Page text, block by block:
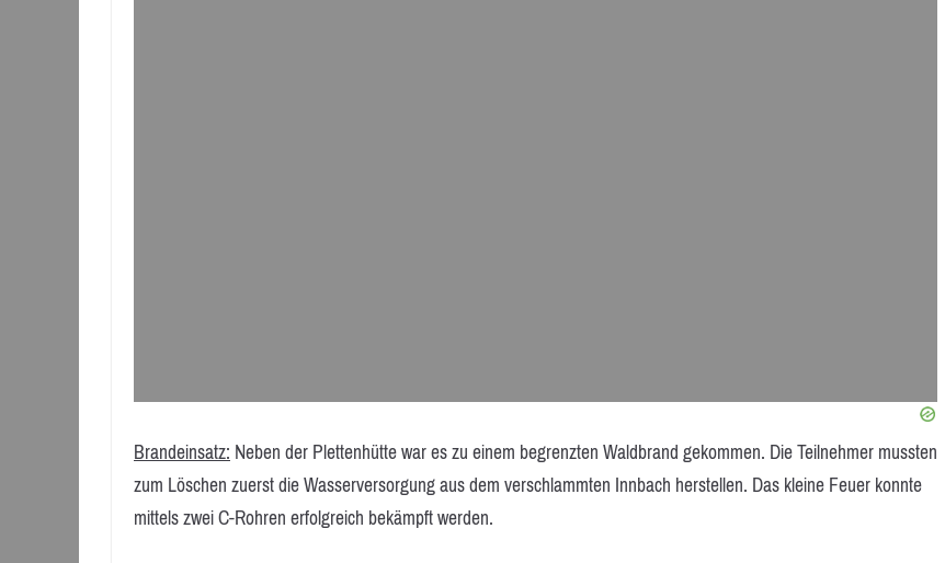
Brandeinsatz:Neben der Plettenhütte war es zu einem begrenzten Waldbrand gekommen. Die Teilnehmer mussten
zum Löschen zuerst die Wasserversorgung aus dem verschlammten Innbach herstellen. Das kleine Feuer konnte
mittels zwei C-Rohren erfolgreich bekämpft werden.